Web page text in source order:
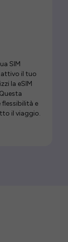
SIM
il tuo
la eSIM
e
il viaggio.